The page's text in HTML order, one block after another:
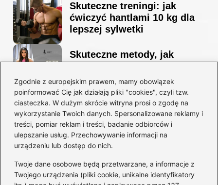
Zgodnie z europejskim prawem, mamy obowiązek
poinformować Cię jak działają pliki "cookies", czyli tzw.
ciasteczka. W dużym skrócie witryna prosi o zgodę na
wykorzystanie Twoich danych. Spersonalizowane reklamy i
treści, pomiar reklam i treści, badanie odbiorców i
ulepszanie usług. Przechowywanie informacji na
urządzeniu lub dostęp do nich.
Twoje dane osobowe będą przetwarzane, a informacje z
Twojego urządzenia (pliki cookie, unikalne identyfikatory
Skuteczne treningi: jak
ćwiczyć hantlami 10 kg dla
lepszej sylwetki
Skuteczne metody, jak
sylwetkę w zaledwie 90 dni
Idealny garnitur: jak dobrać
go do swojej sylwetki?
Kategorie